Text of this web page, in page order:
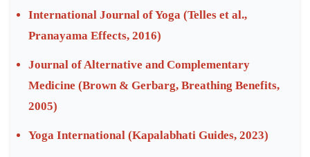
International Journal of Yoga (Telles et al.,
Pranayama Effects, 2016)
Journal of Alternative and Complementary
Medicine (Brown & Gerbarg, Breathing Benefits,
2005)
Yoga International (Kapalabhati Guides, 2023)